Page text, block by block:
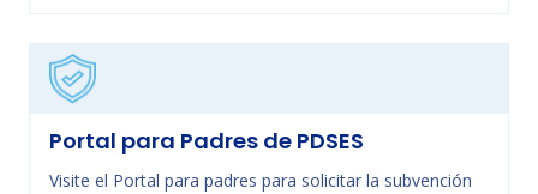
Portal para Padres de PDSES
Visite el Portal para padres para solicitar la subvención